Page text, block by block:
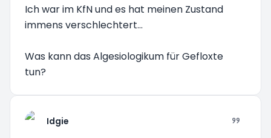
Ich war im KfN und es hat meinen Zustand
immens verschlechtert...
Was kann das Algesiologikum für Gefloxte
tun?
Idgie